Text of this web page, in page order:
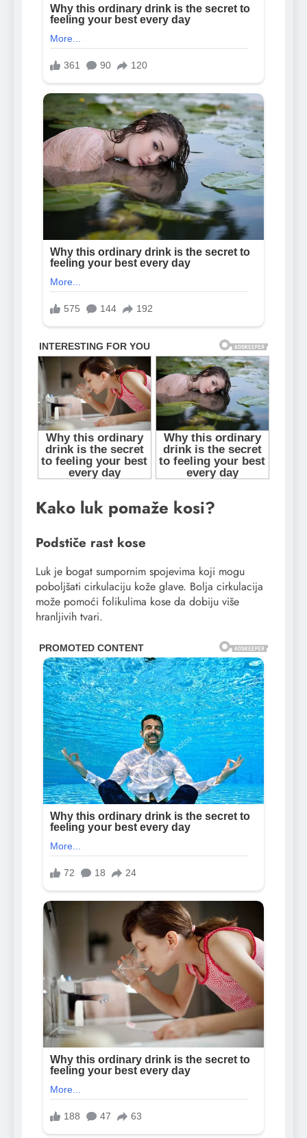
Kako luk pomaže kosi?
Podstiče rast kose
Luk je bogat sumpornim spojevima koji mogu
poboljšati cirkulaciju kože glave. Bolja cirkulacija
može pomoći folikulima kose da dobiju više
hranljivih tvari.